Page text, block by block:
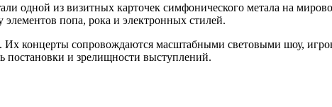
одной из визитных карточек симфонического метала на
попа, рока и электронных стилей.
концерты сопровождаются масштабными световыми шоу,
постановки и зрелищности выступлений.